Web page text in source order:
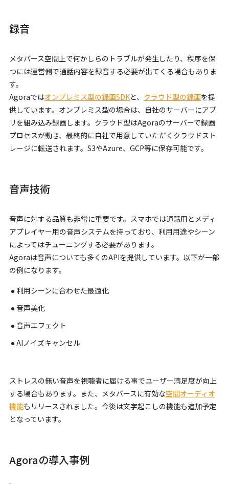
録音
メタバース空間上で何かしらのトラブルが発生したり、秩序を保
つには運営側で通話内容を録音する必要が出てくる場合もありま
す。
Agoraではオンプレミス型の録画SDKと、 クラウド型の録画を提
供しています。オンプレミス型の場合は、自社のサーバーにアプ
リを組み込み録画します。クラウド型はAgoraのサーバーで録画
プロセスが動き、最終的に自社で用意していただくクラウドスト
レージに転送されます。S3やAzure、GCP等に保存可能です。
音声技術
音声に対する品質も非常に重要です。スマホでは通話用とメディ
アプレイヤー用の音声システムを持っており、利用用途やシーン
によってはチューニングする必要があります。
Agoraは音声についても多くのAPIを提供しています。以下が一部
の例になります。
利用シーンに合わせた最適化
音声美化
音声エフェクト
AIノイズキャンセル
ストレスの無い音声を視聴者に届ける事でユーザー満足度が向上
する場合もあります。また、メタバースに有効な空間オーディオ
機能もリリースされました。今後は文字起こしの機能も追加予定
となっています。
Agoraの導入事例